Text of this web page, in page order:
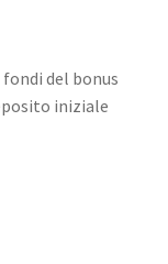
del bonus
iniziale